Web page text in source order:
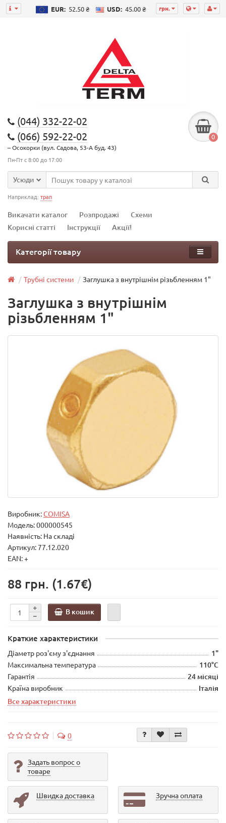
грн.
EUR: 52.50 ₴ USD: 45.00 ₴
(044) 332-22-02
(066) 592-22-02
– Осокорки (вул. Садова, 53-А буд. 43)
Пн-Пт с 8:00 до 17:00
0
Усюди
Наприклад: трап
Викачати каталог Розпродажі
Схеми
Корисні статті
Інструкції Акції!
Категорії товару
Трубні системи Заглушка з внутрішнім різьбленням 1"
Заглушка з внутрішнім
різьбленням 1"
Виробник:COMISA
Модель:000000545
Наявність: На складі
Артикул: 77.12.020
EAN: +
88 грн. (1.67€)
В кошик
Краткие характеристики
Діаметр роз'єму з'єднання 1"
Максимальна температура 110°C
Гарантія 24 місяці
Країна виробник
Італія
Все характеристики
0
Задать вопрос о
товаре
Швидка доставка Зручна оплата